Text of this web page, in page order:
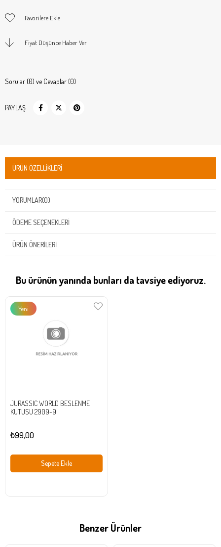
Favorilere Ekle
Fiyat Düşünce Haber Ver
Sorular (0) ve Cevaplar (0)
PAYLAŞ
ÜRÜN ÖZELLIKLERI
YORUMLAR(0)
ÖDEME SEÇENEKLERI
ÜRÜN ÖNERILERI
Bu ürünün yanında bunları da tavsiye ediyoruz.
JURASSIC WORLD BESLENME
KUTUSU 2909-9
₺99,00
Sepete Ekle
Yeni
Benzer Ürünler